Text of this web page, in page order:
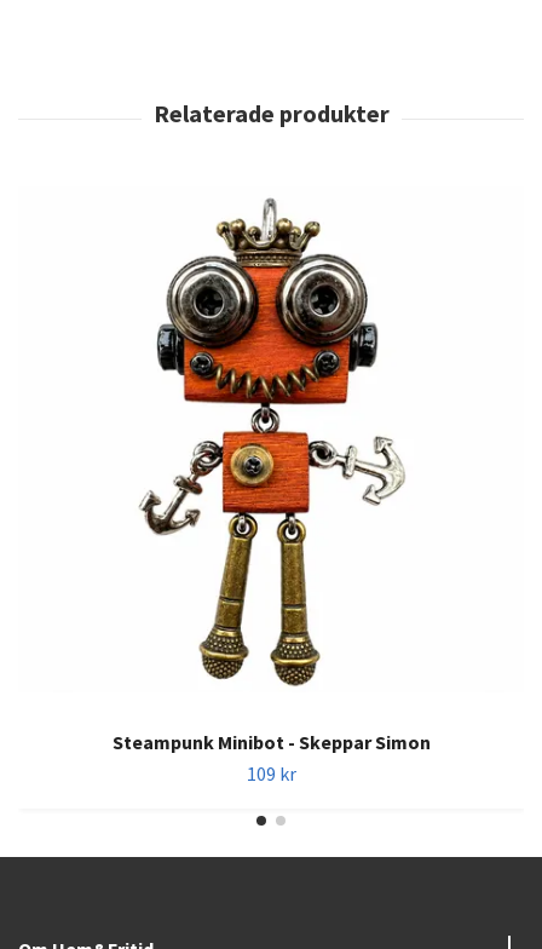
Steampunk Minibot - Skeppar Simon
109 kr